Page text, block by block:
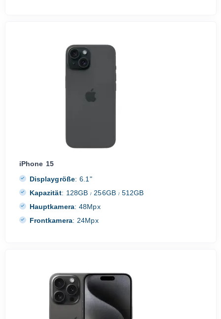
iPhone 15
Displaygröße: 6.1"
Kapazität: 128GB/ 256GB /512GB
Hauptkamera: 48Mpx
Frontkamera: 24Mpx